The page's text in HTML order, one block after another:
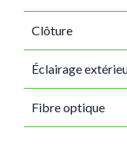
Clôture
Éclairage
Fibre optique